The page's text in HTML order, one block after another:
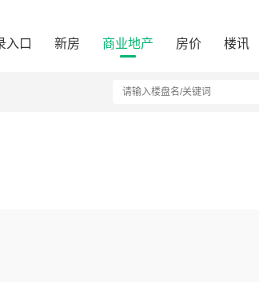
入口 新房 商业地产 房价 楼讯